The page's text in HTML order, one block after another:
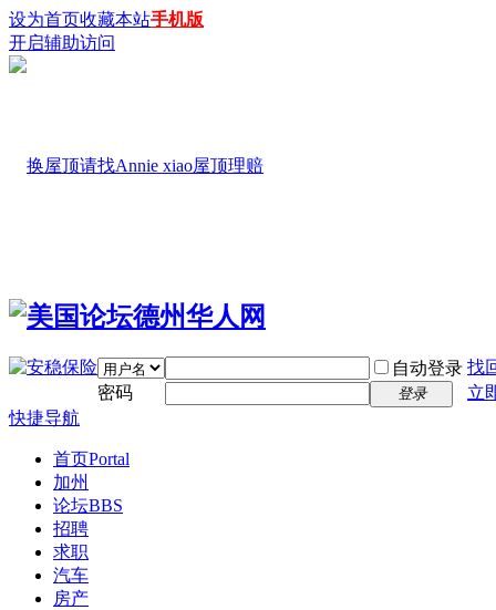
设为首页收藏本站手机版
开启辅助访问
自动登录 找
密码
登录
立
快捷导航
首页Portal
加州
论坛BBS
招聘
求职
汽车
房产